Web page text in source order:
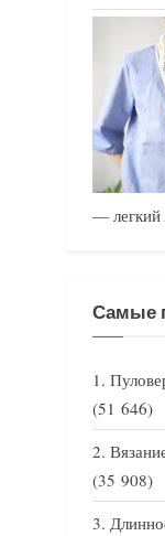
— легкий
Самые
(51 646)
(35 908)